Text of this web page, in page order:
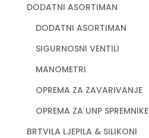
DODATNI ASORTIMAN
DODATNI ASORTIMAN
SIGURNOSNI VENTILI
MANOMETRI
OPREMA ZA ZAVARIVANJE
OPREMA ZA UNP SPREMNIKE
BRTVILA LJEPILA & SILIKONI